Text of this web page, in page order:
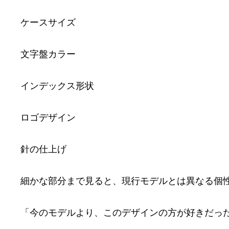
ケースサイズ
文字盤カラー
インデックス形状
ロゴデザイン
針の仕上げ
細かな部分まで見ると、現行モデルとは異なる個
「今のモデルより、このデザインの方が好きだっ